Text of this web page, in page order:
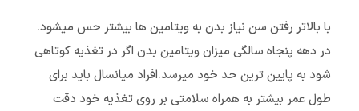
با بالاتر رفتن سن نیاز بدن به ویتامین ها بیشتر حس میشود.
در دهه پنجاه سالگی میزان ویتامین بدن اگر در تغذیه کوتاهی
شود به پایین ترین حد خود میرسد.افراد میانسال باید برای
طول عمر بیشتر به همراه سلامتی بر روی تغذیه خود دقت